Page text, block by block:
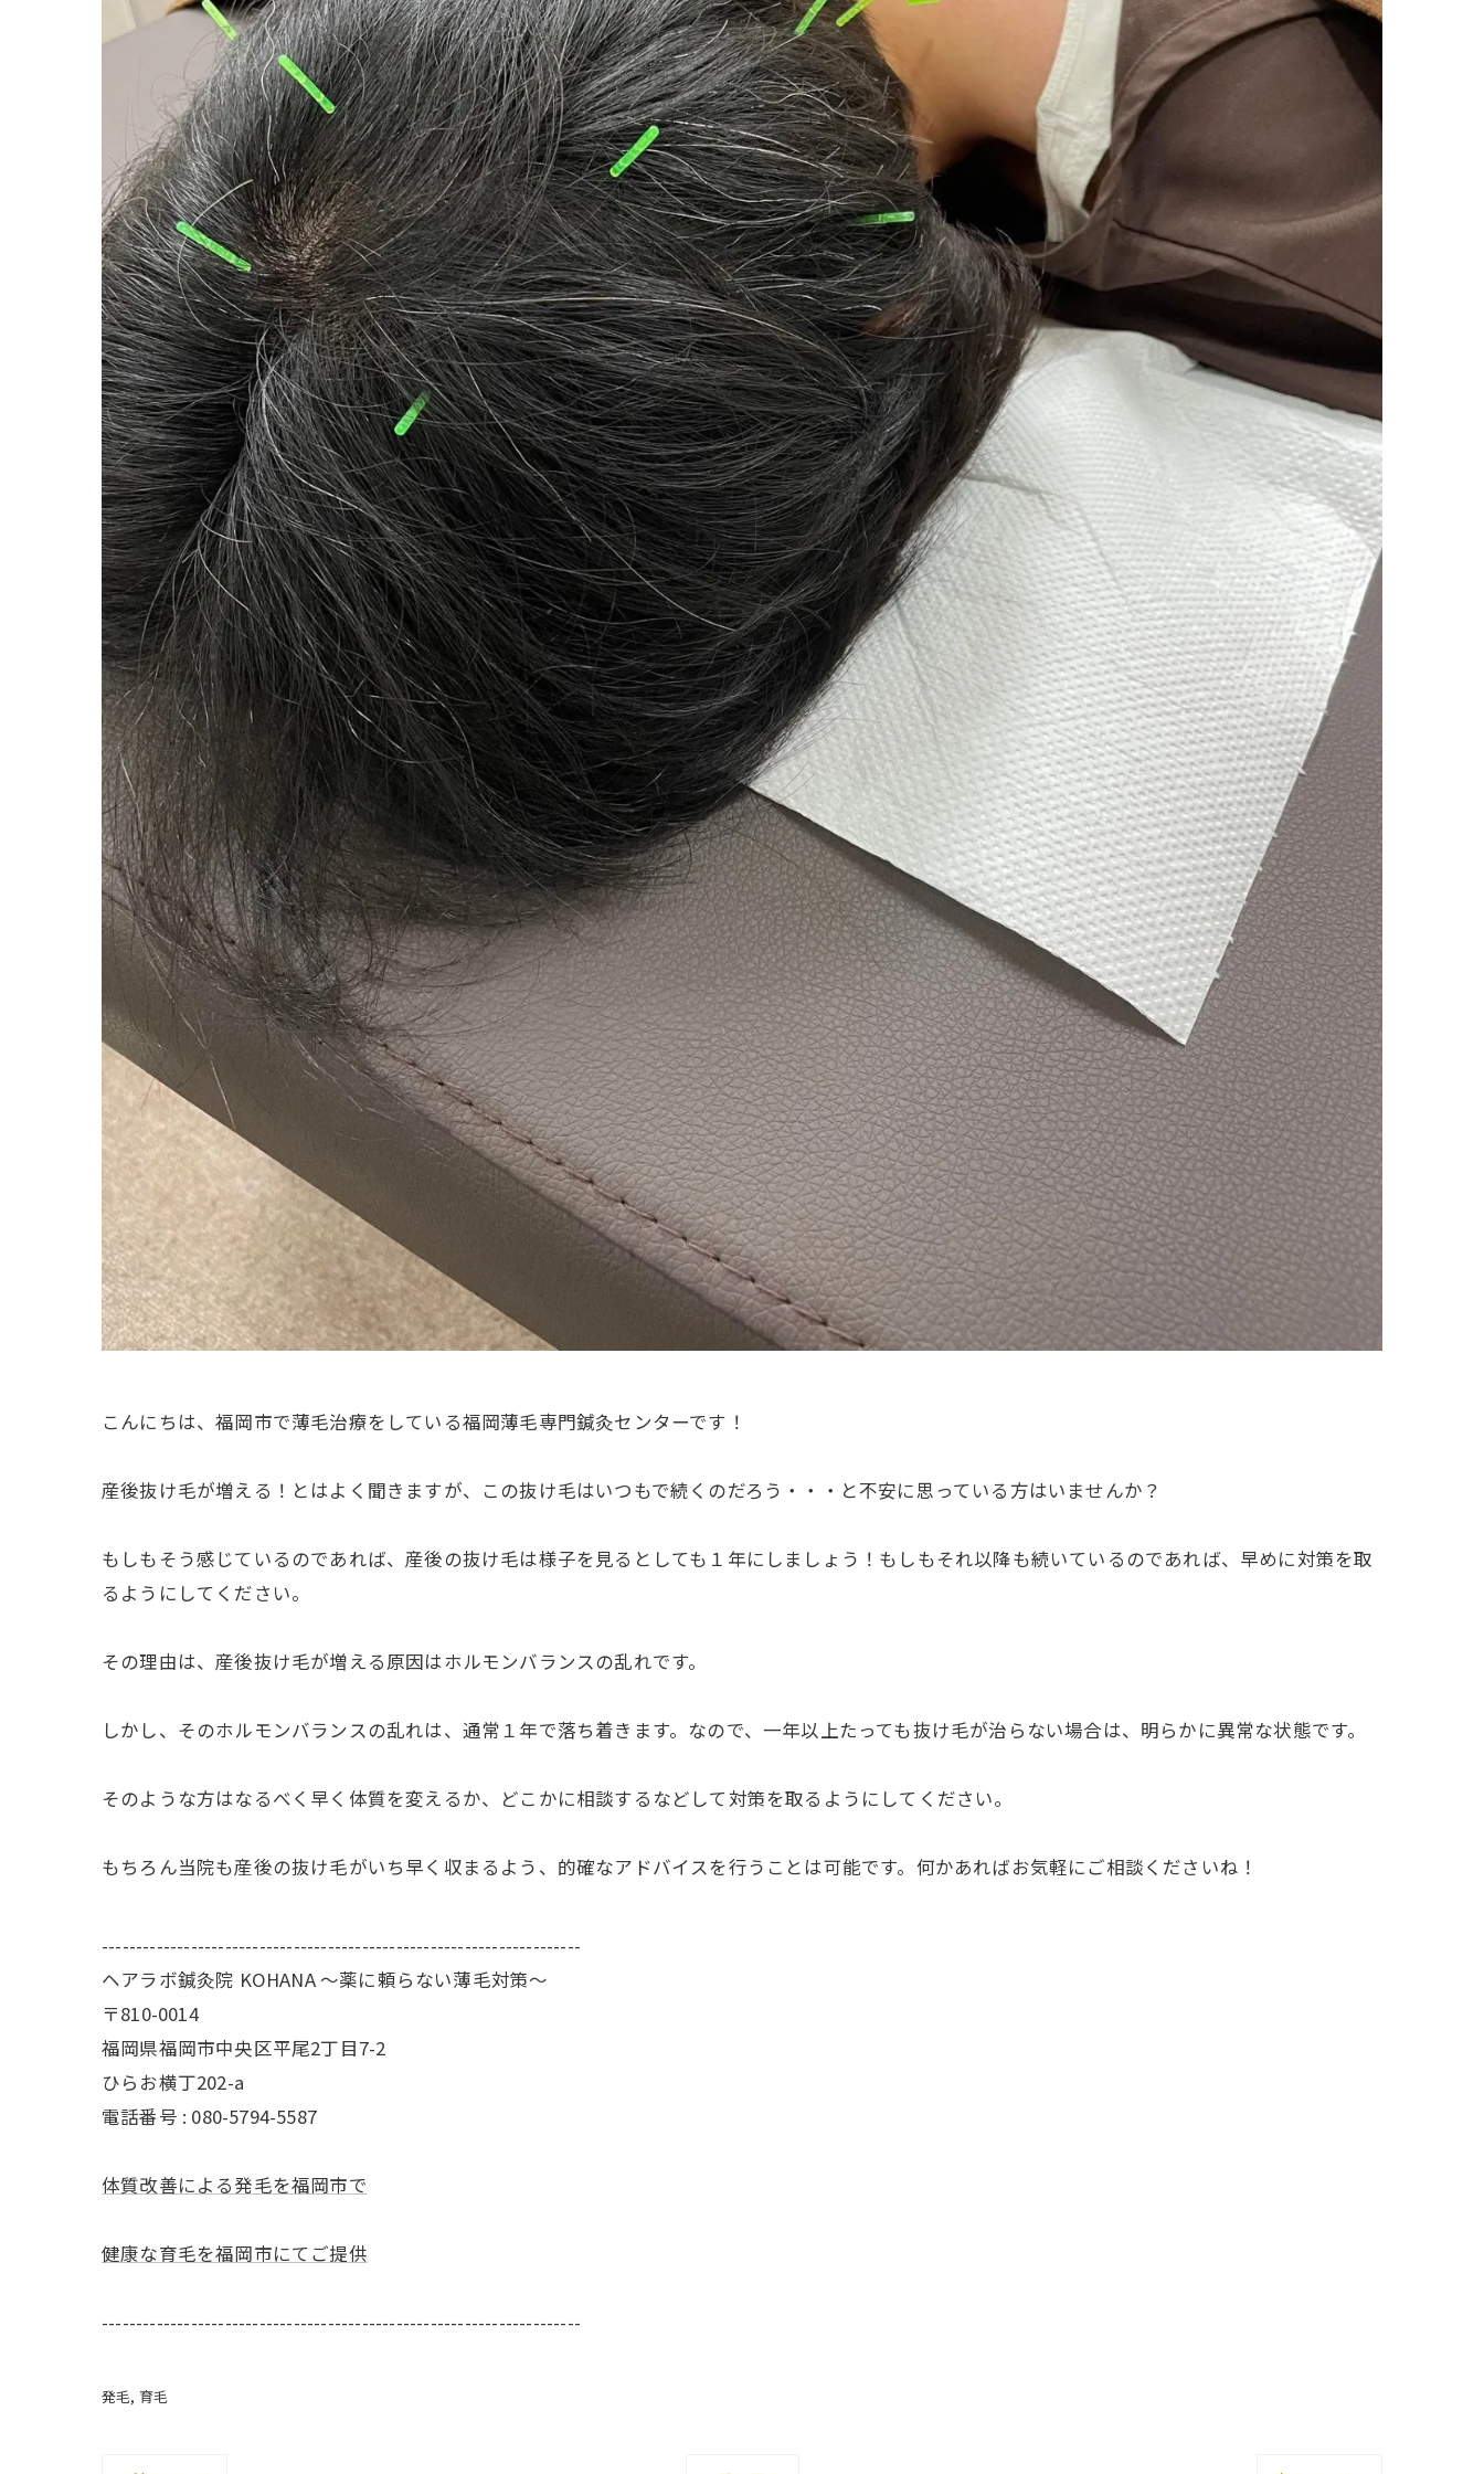
こんにちは、福岡市で薄毛治療をしている福岡薄毛専門鍼灸センターです！
産後抜け毛が増える！とはよく聞きますが、この抜け毛はいつもで続くのだろう・・・と不安に思っている方はいませんか？
もしもそう感じているのであれば、産後の抜け毛は様子を見るとしても１年にしましょう！もしもそれ以降も続いているのであれば、早めに対策を取
るようにしてください。
その理由は、産後抜け毛が増える原因はホルモンバランスの乱れです。
しかし、そのホルモンバランスの乱れは、通常１年で落ち着きます。なので、一年以上たっても抜け毛が治らない場合は、明らかに異常な状態です。
そのような方はなるべく早く体質を変えるか、どこかに相談するなどして対策を取るようにしてください。
もちろん当院も産後の抜け毛がいち早く収まるよう、的確なアドバイスを行うことは可能です。何かあればお気軽にご相談くださいね！
----------------------------------------------------------------------
ヘアラボ鍼灸院 KOHANA 〜薬に頼らない薄毛対策〜
〒810-0014
福岡県福岡市中央区平尾2丁目7-2
ひらお横丁202-a
電話番号 : 080-5794-5587
体質改善による発毛を福岡市で
健康な育毛を福岡市にてご提供
----------------------------------------------------------------------
発毛 育毛